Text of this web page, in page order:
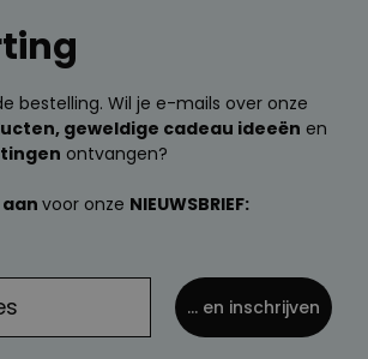
bestelling. Wil je e-mails over onze
geweldige cadeau ideeën en
ontvangen?
voor onze NIEUWSBRIEF:
... en inschrijven